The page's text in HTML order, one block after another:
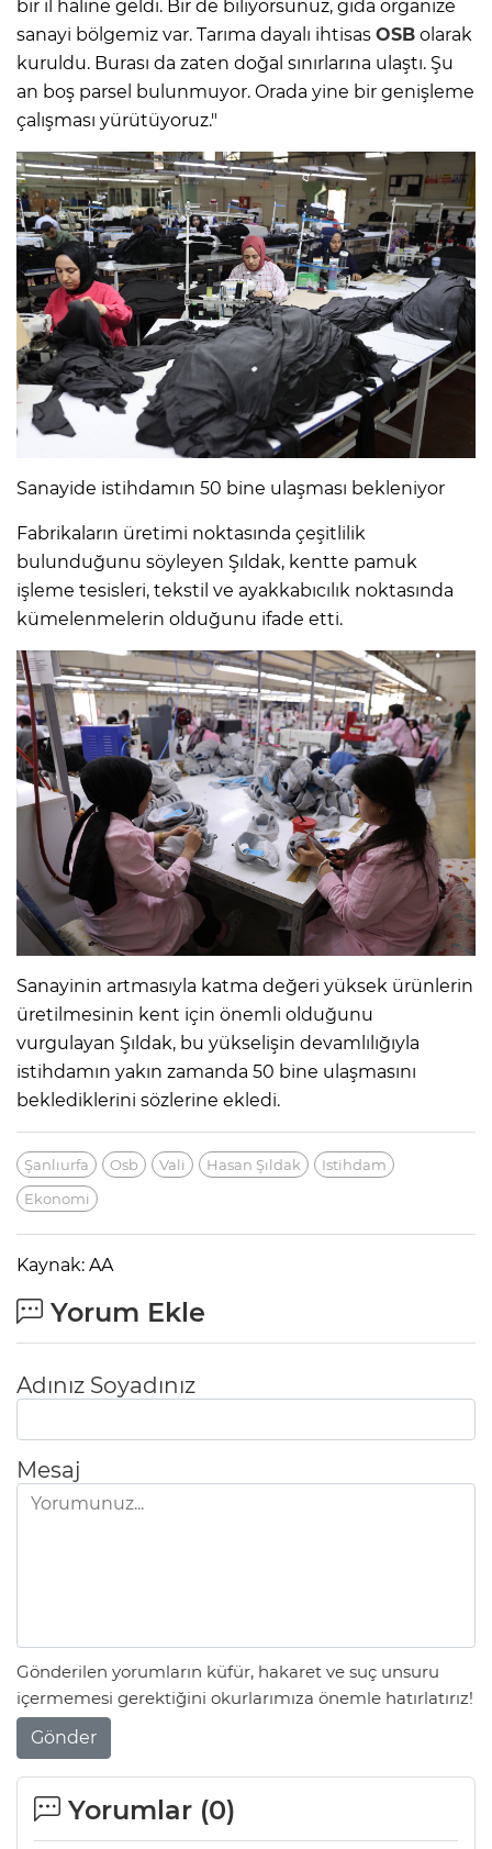
bir il haline geldi. Bir de biliyorsunuz, gıda organize
sanayi bölgemiz var. Tarıma dayalı ihtisas OSB olarak
kuruldu. Burası da zaten doğal sınırlarına ulaştı. Şu
an boş parsel bulunmuyor. Orada yine bir genişleme
çalışması yürütüyoruz."
Sanayide istihdamın 50 bine ulaşması bekleniyor
Fabrikaların üretimi noktasında çeşitlilik
bulunduğunu söyleyen Şıldak, kentte pamuk
işleme tesisleri, tekstil ve ayakkabıcılık noktasında
kümelenmelerin olduğunu ifade etti.
Sanayinin artmasıyla katma değeri yüksek ürünlerin
üretilmesinin kent için önemli olduğunu
vurgulayan Şıldak, bu yükselişin devamlılığıyla
istihdamın yakın zamanda 50 bine ulaşmasını
beklediklerini sözlerine ekledi.
Şanlıurfa Osb Vali Hasan Şıldak
Istihdam
Ekonomi
Kaynak: AA
Yorum Ekle
Adınız Soyadınız
Mesaj
Gönderilen yorumların küfür, hakaret ve suç unsuru
içermemesi gerektiğini okurlarımıza önemle hatırlatırız!
Gönder
Yorumlar (0)